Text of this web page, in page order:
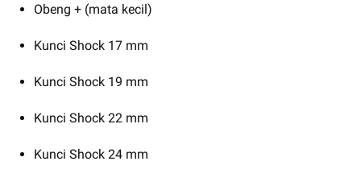
Obeng + (mata kecil)
Kunci Shock 17 mm
Kunci Shock 19 mm
Kunci Shock 22 mm
Kunci Shock 24 mm